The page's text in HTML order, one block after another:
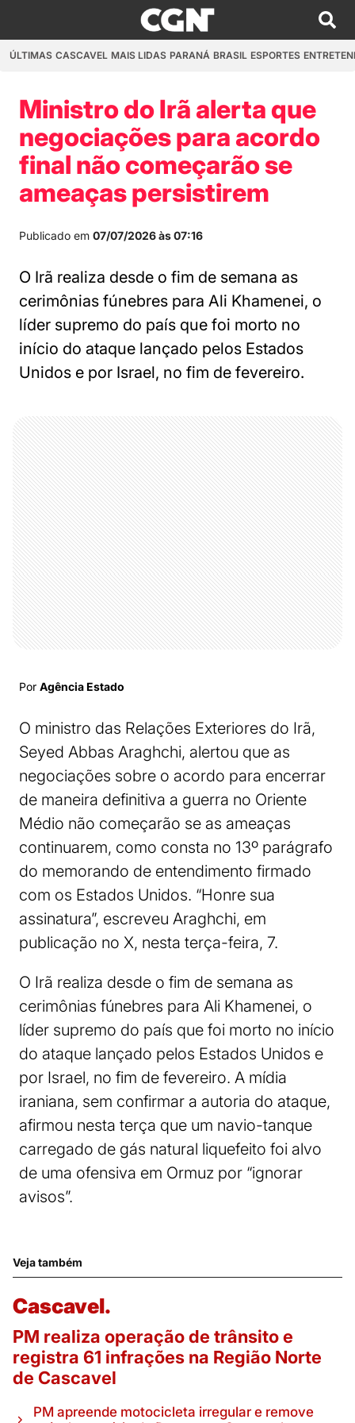
ÚLTIMAS CASCAVEL MAIS LIDAS PARANÁ BRASIL ESPORTES
Ministro do Irã alerta que
negociações para acordo
final não começarão se
ameaças persistirem
Publicado em 07/07/2026 às 07:16
O Irã realiza desde o fim de semana as
cerimônias fúnebres para Ali Khamenei, o
líder supremo do país que foi morto no
início do ataque lançado pelos Estados
Unidos e por Israel, no fim de fevereiro.
Por Agência Estado
O ministro das Relações Exteriores do Irã,
Seyed Abbas Araghchi, alertou que as
negociações sobre o acordo para encerrar
de maneira definitiva a guerra no Oriente
Médio não começarão se as ameaças
continuarem, como consta no 13º parágrafo
do memorando de entendimento firmado
com os Estados Unidos. “Honre sua
assinatura”, escreveu Araghchi, em
publicação no X, nesta terça-feira, 7.
O Irã realiza desde o fim de semana as
cerimônias fúnebres para Ali Khamenei, o
líder supremo do país que foi morto no início
do ataque lançado pelos Estados Unidos e
por Israel, no fim de fevereiro. A mídia
iraniana, sem confirmar a autoria do ataque,
afirmou nesta terça que um navio-tanque
carregado de gás natural liquefeito foi alvo
de uma ofensiva em Ormuz por “ignorar
avisos”.
Veja também
Cascavel.
PM realiza operação de trânsito e
registra 61 infrações na Região Norte
de Cascavel
PM apreende motocicleta irregular e remove